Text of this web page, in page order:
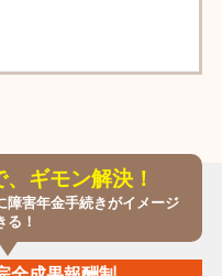
ギモン解決！
障害年金手続きがイメージ
る！